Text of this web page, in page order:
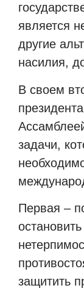
является
другие
насилия,
В своем
задачи,
Первая –
защитить